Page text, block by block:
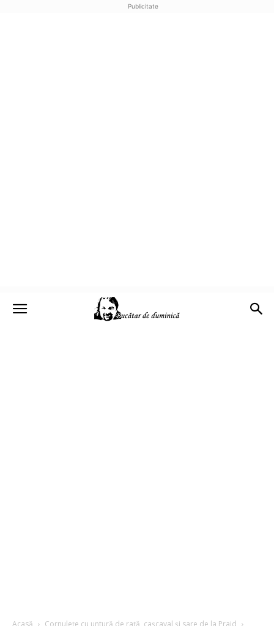
Publicitate
Acasă
Cornulețe cu untură de rață, cașcaval și sare de la Praid